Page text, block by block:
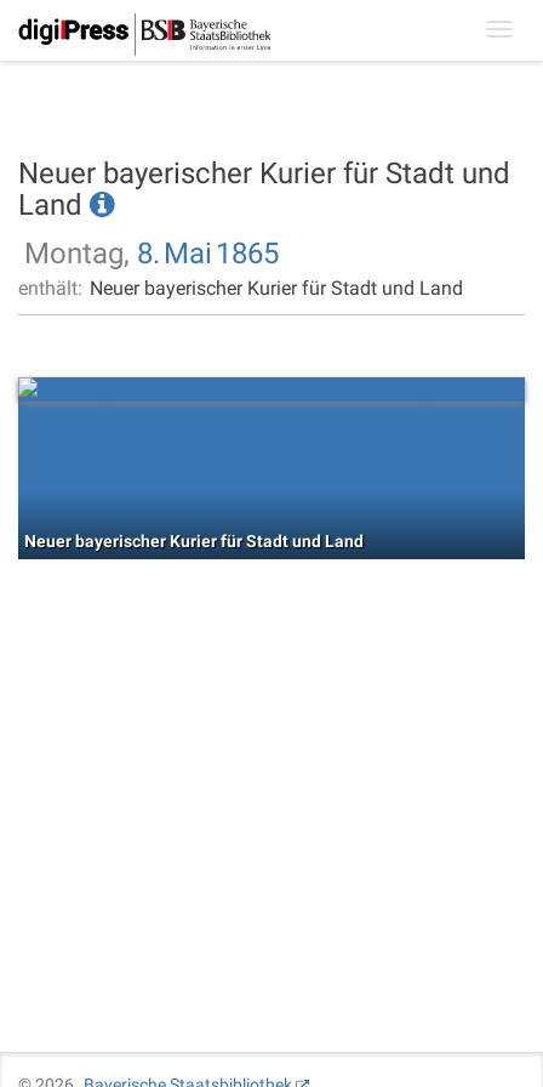
Neuer bayerischer Kurier für Stadt und
Land
Montag, 8. Mai 1865
enthält: Neuer bayerischer Kurier für Stadt und Land
Neuer bayerischer Kurier für Stadt und Land